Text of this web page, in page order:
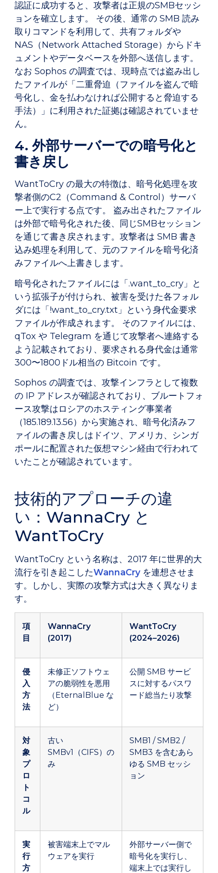
認証に成功すると、攻撃者は正規のSMBセッシ
ョンを確立します。 その後、通常の SMB 読み
取りコマンドを利用して、共有フォルダや
NAS（Network Attached Storage）からドキ
ュメントやデータベースを外部へ送信します。
なお Sophos の調査では、現時点では盗み出し
たファイルが「二重脅迫（ファイルを盗んで暗
号化し、金を払わなければ公開すると脅迫する
手法）」に利用された証拠は確認されていませ
ん。
4. 外部サーバーでの暗号化と
書き戻し
WantToCry の最大の特徴は、暗号化処理を攻
撃者側のC2（Command & Control）サーバ
ー上で実行する点です。 盗み出されたファイル
は外部で暗号化された後、同じSMBセッション
を通じて書き戻されます。攻撃者は SMB 書き
込み処理を利用して、元のファイルを暗号化済
みファイルへ上書きします。
暗号化されたファイルには「.want_to_cry」と
いう拡張子が付けられ、被害を受けた各フォル
ダには「!want_to_cry.txt」という身代金要求
ファイルが作成されます。 そのファイルには、
qTox や Telegram を通じて攻撃者へ連絡する
よう記載されており、要求される身代金は通常
300〜1800ドル相当の Bitcoin です。
Sophos の調査では、攻撃インフラとして複数
の IP アドレスが確認されており、ブルートフォ
ース攻撃はロシアのホスティング事業者
（185.189.13.56）から実施され、暗号化済みフ
ァイルの書き戻しはドイツ、アメリカ、シンガ
ポールに配置された仮想マシン経由で行われて
いたことが確認されています。
技術的アプローチの違
い：WannaCry と
WantToCry
WantToCry という名称は、2017 年に世界的大
流行を引き起こしたWannaCryを連想させま
す。しかし、実際の攻撃方式は大きく異なりま
す。
項
目
WannaCry
(2017)
WantToCry
(2024–2026)
侵
入
方
法
未修正ソフトウェ
アの脆弱性を悪用
（EternalBlue な
ど）
公開 SMB サービ
スに対するパスワ
ード総当たり攻撃
対
象
プ
ロ
ト
コ
ル
古い
SMBv1（CIFS）の
み
SMB1 / SMB2 /
SMB3 を含むあら
ゆる SMB セッシ
ョン
実
行
方
被害端末上でマル
ウェアを実行
外部サーバー側で
暗号化を実行し、
端末上では実行し